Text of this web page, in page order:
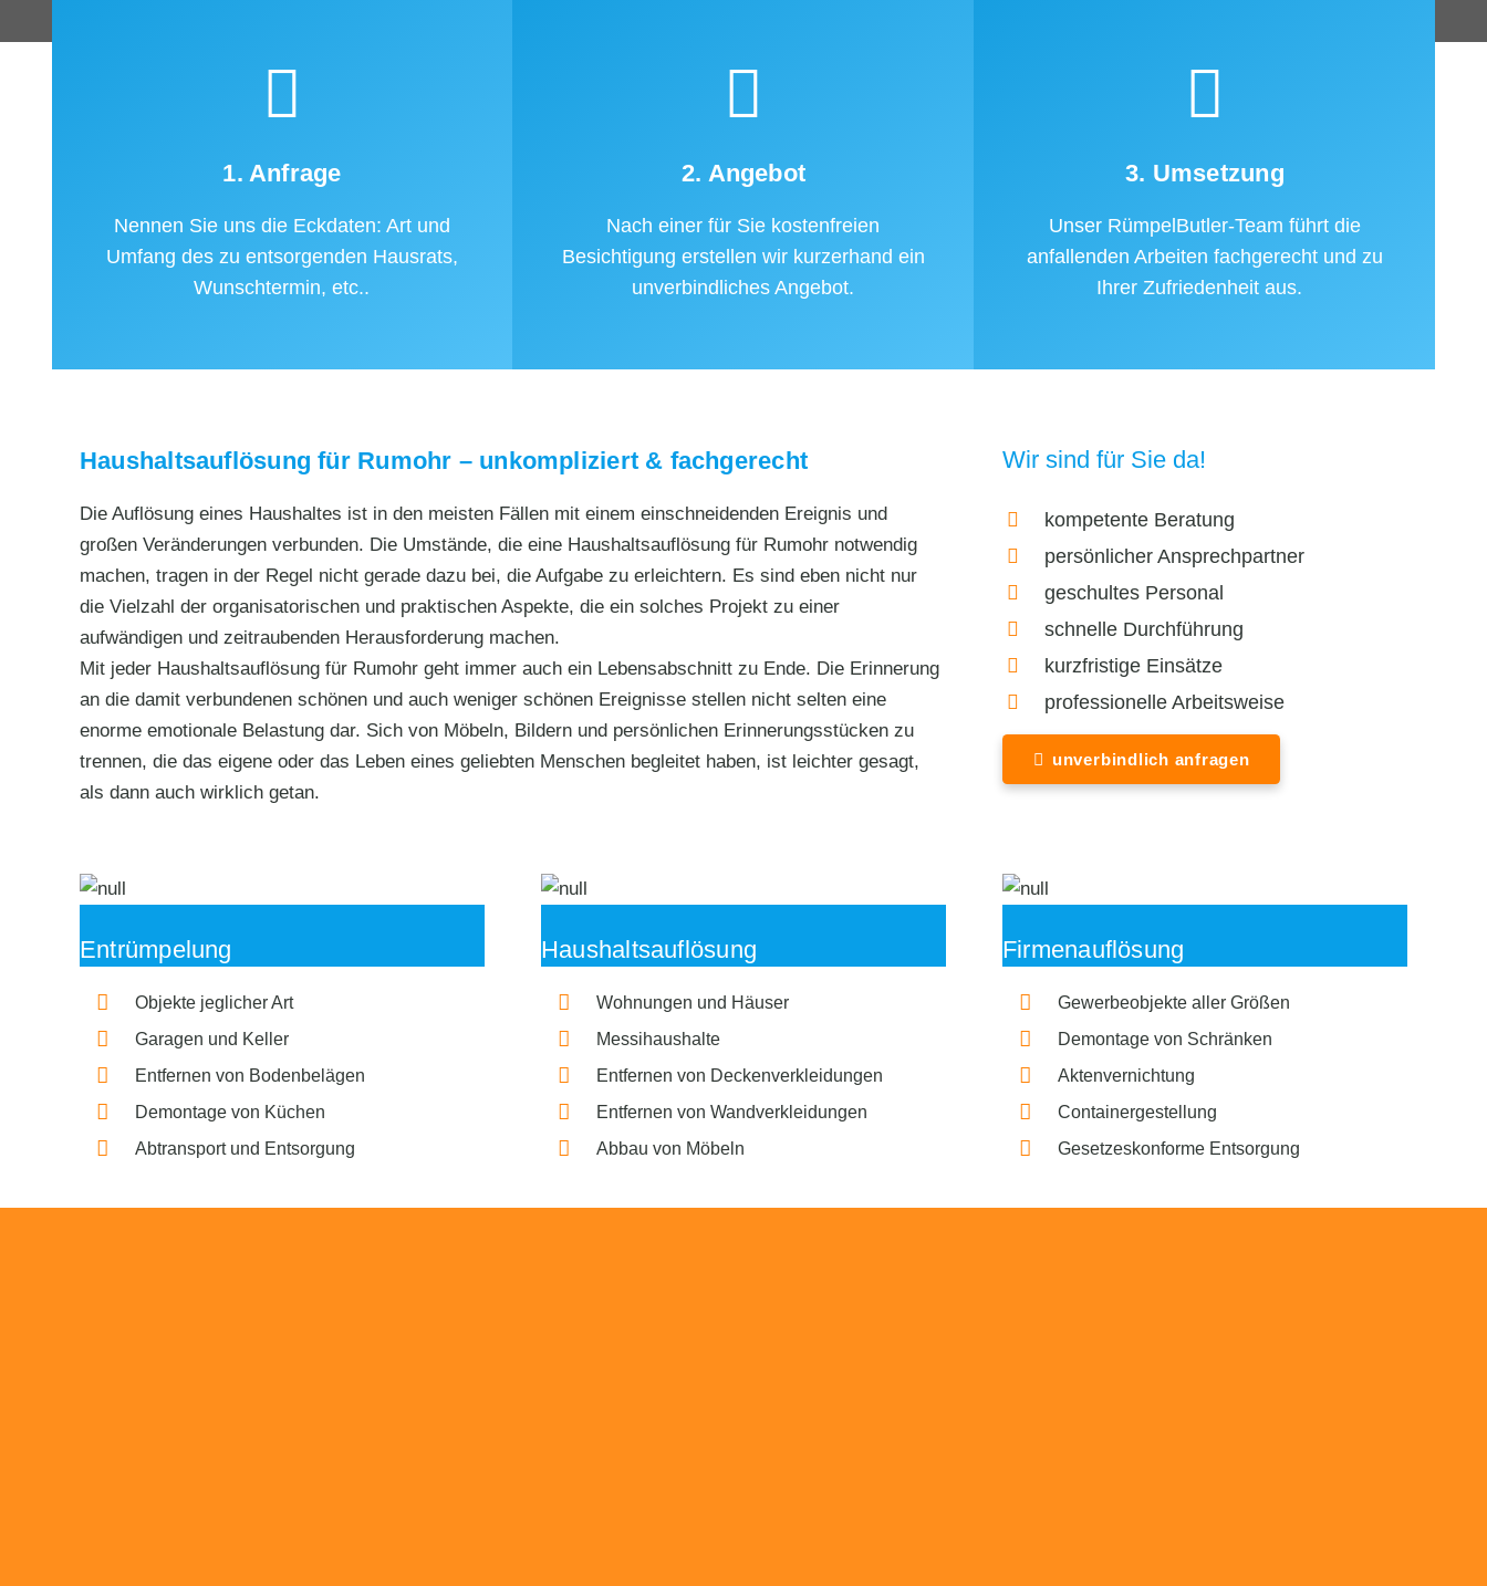
1. Anfrage
Nennen Sie uns die Eckdaten: Art und
Umfang des zu entsorgenden Hausrats,
Wunschtermin, etc..
2. Angebot
Nach einer für Sie kostenfreien
Besichtigung erstellen wir kurzerhand ein
unverbindliches Angebot.
3. Umsetzung
Unser RümpelButler-Team führt die
anfallenden Arbeiten fachgerecht und zu
Ihrer Zufriedenheit aus.
Haushaltsauflösung für Rumohr – unkompliziert & fachgerecht
Die Auflösung eines Haushaltes ist in den meisten Fällen mit einem einschneidenden Ereignis und
großen Veränderungen verbunden. Die Umstände, die eine Haushaltsauflösung für Rumohr notwendig
machen, tragen in der Regel nicht gerade dazu bei, die Aufgabe zu erleichtern. Es sind eben nicht nur
die Vielzahl der organisatorischen und praktischen Aspekte, die ein solches Projekt zu einer
aufwändigen und zeitraubenden Herausforderung machen.
Mit jeder Haushaltsauflösung für Rumohr geht immer auch ein Lebensabschnitt zu Ende. Die Erinnerung
an die damit verbundenen schönen und auch weniger schönen Ereignisse stellen nicht selten eine
enorme emotionale Belastung dar. Sich von Möbeln, Bildern und persönlichen Erinnerungsstücken zu
trennen, die das eigene oder das Leben eines geliebten Menschen begleitet haben, ist leichter gesagt,
als dann auch wirklich getan.
Wir sind für Sie da!
kompetente Beratung
persönlicher Ansprechpartner
geschultes Personal
schnelle Durchführung
kurzfristige Einsätze
professionelle Arbeitsweise
unverbindlich anfragen
Entrümpelung
Objekte jeglicher Art
Garagen und Keller
Entfernen von Bodenbelägen
Demontage von Küchen
Abtransport und Entsorgung
Haushaltsauflösung
Wohnungen und Häuser
Messihaushalte
Entfernen von Deckenverkleidungen
Entfernen von Wandverkleidungen
Abbau von Möbeln
Firmenauflösung
Gewerbeobjekte aller Größen
Demontage von Schränken
Aktenvernichtung
Containergestellung
Gesetzeskonforme Entsorgung